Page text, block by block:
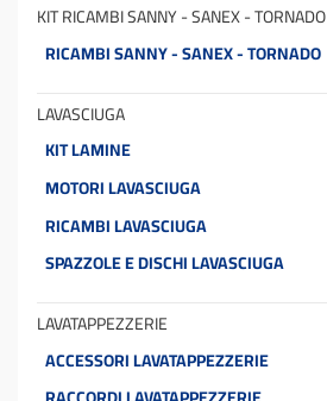
KIT RICAMBI SANNY - SANEX - TORNADO
RICAMBI SANNY - SANEX - TORNADO
LAVASCIUGA
KIT LAMINE
MOTORI LAVASCIUGA
RICAMBI LAVASCIUGA
SPAZZOLE E DISCHI LAVASCIUGA
LAVATAPPEZZERIE
ACCESSORI LAVATAPPEZZERIE